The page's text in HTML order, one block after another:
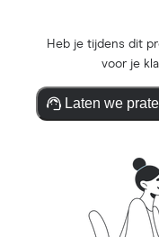
Heb je tijdens dit
voor je
Laten we